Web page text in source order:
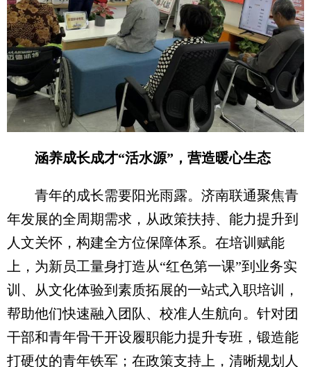
涵养成长成才“活水源”，营造暖心生态
青年的成长需要阳光雨露。济南联通聚焦青
年发展的全周期需求，从政策扶持、能力提升到
人文关怀，构建全方位保障体系。在培训赋能
上，为新员工量身打造从“红色第一课”到业务实
训、从文化体验到素质拓展的一站式入职培训，
帮助他们快速融入团队、校准人生航向。针对团
干部和青年骨干开设履职能力提升专班，锻造能
打硬仗的青年铁军；在政策支持上，清晰规划人